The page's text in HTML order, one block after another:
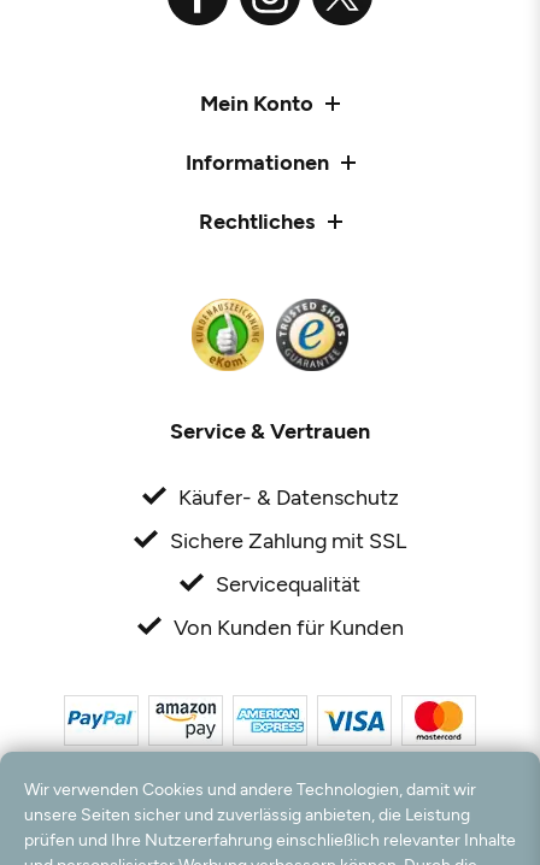
Mein Konto
Informationen
Rechtliches
Service & Vertrauen
Käufer- & Datenschutz
Sichere Zahlung mit SSL
Servicequalität
Von Kunden für Kunden
*Alle Preise inkl. MwSt. und zzgl. Versandkosten. **Kostenloser Versand und Rückversand
Wir verwenden Cookies und andere Technologien, damit wir
unsere Seiten sicher und zuverlässig anbieten, die Leistung
prüfen und Ihre Nutzererfahrung einschließlich relevanter Inhalte